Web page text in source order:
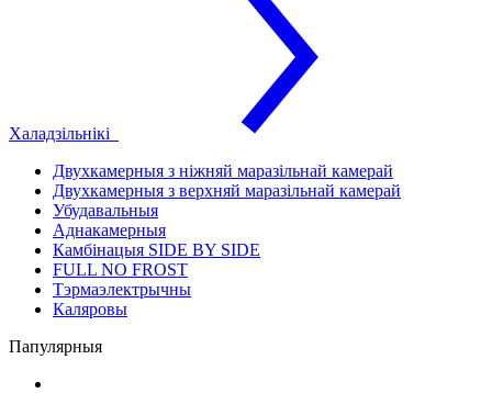
Халадзільнікі
Двухкамерныя з ніжняй маразільнай камерай
Двухкамерныя з верхняй маразільнай камерай
Убудавальныя
Аднакамерныя
Камбінацыя SIDE BY SIDE
FULL NO FROST
Тэрмаэлектрычны
Каляровы
Папулярныя